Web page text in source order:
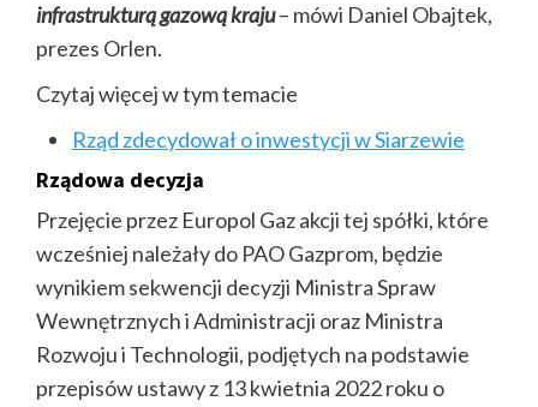
infrastrukturą gazową kraju– mówi Daniel Obajtek,
prezes Orlen.
Czytaj więcej w tym temacie
Rząd zdecydował o inwestycji w Siarzewie
Rządowa decyzja
Przejęcie przez Europol Gaz akcji tej spółki, które
wcześniej należały do PAO Gazprom, będzie
wynikiem sekwencji decyzji Ministra Spraw
Wewnętrznych i Administracji oraz Ministra
Rozwoju i Technologii, podjętych na podstawie
przepisów ustawy z 13 kwietnia 2022 roku o